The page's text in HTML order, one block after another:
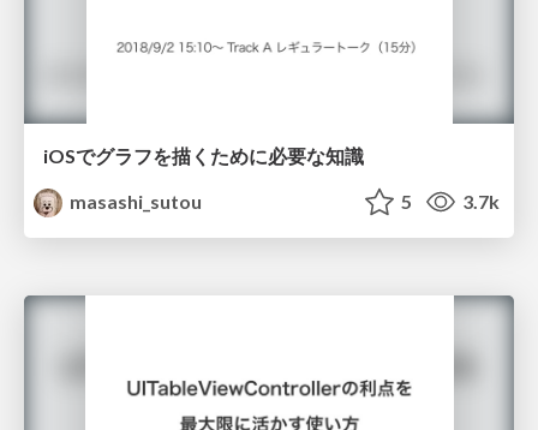
iOSでグラフを描くために必要な知識
masashi_sutou
5 3.7k